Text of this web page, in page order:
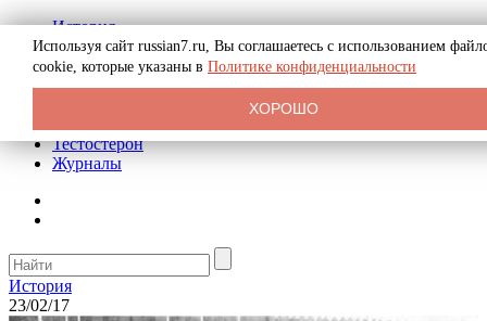
История
Биография
Криминал
Реклама на сайте
Тестостерон
Журналы
История
23/02/17
Используя сайт russian7.ru, Вы соглашаетесь с использованием
cookie, которые указаны в Политике конфиденциальности
ХОРОШО